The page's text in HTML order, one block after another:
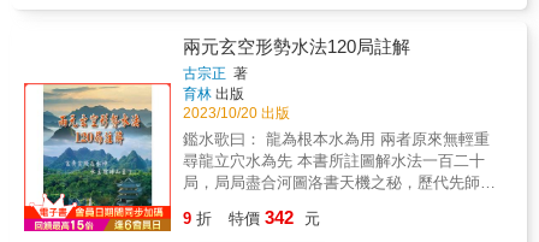
術」是該多作些交流以之相互激盪，如是這樣
對於《命學》未來之發展，將是一大貢獻且具
為有意義。 &
氛圍「五術命理」一詞給人們的想像空間仍是
士」與「學術」總是介於平行微妙之間，實感
憾矣！ 《周易》序日：「知所謂卦爻彖象之
義，而不知所謂卦爻彖象之用，亦非易也。」
筆者認為「術士」與「學術」乃是該多作些交
流以之相互激盪，如是對於《命學》未來之發
展，將是一大貢獻且具有深遠意義。 &
為大家解決風水問題，讓你一次一套三本掌握
自己的人生好運！ ＊認真照著做，風水生好運
＊ 1.上班族要看：脫離社畜人設，高薪入袋不
是夢。 2.創業人要看：一路暢通，業績蹭蹭往
上漲。 3.找良伴要看：好桃花路上，轉角遇見
那個他，戀愛結婚順順走。 4.父母更要看：替
子女把關風水布局，姻緣、學業、功名都順
遂。 5.子女也要看：自己元氣滿滿，父母康健
保平安。 本書特色 三本書包含十大寶典： 一‧
兩元玄空形勢水法120局註解
古宗正 著
育林 出版
2023/10/20 出版
鑑水歌曰： 龍為根本水為用 兩者原來無輕重
尋龍立穴水為先 本書所註圖解水法一百二十
局，局局盡合河圖洛書天機之秘，歷代先師不
者，願能有所助益進而實用。 &
9 折 特價 342 元